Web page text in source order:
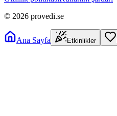
© 2026 provedi.se
Ana Sayfa Etkinlikler